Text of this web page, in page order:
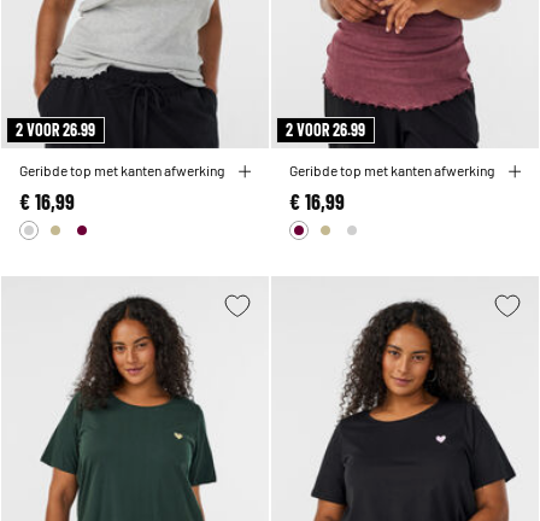
2 VOOR 26.99
Geribde top met kanten afwerking
€ 16,99
2 VOOR 26.99
Geribde top met kanten afwerking
€ 16,99